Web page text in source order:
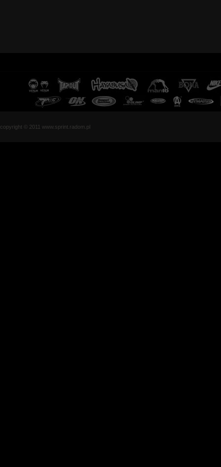
copyright © 2011 www.sprint.radom.pl